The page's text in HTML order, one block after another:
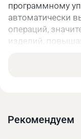
программному
автоматически
операций,
изделий,
Сферы
высокоточных
Рекомендуем